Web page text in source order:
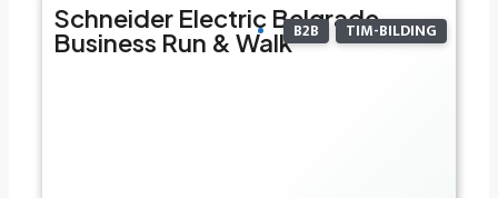
B2B TIM-BILDING
Schneider Electric Belgrade
Business Run & Walk